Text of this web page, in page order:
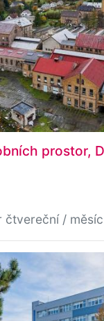
prostor,
čtvereční / měsíc